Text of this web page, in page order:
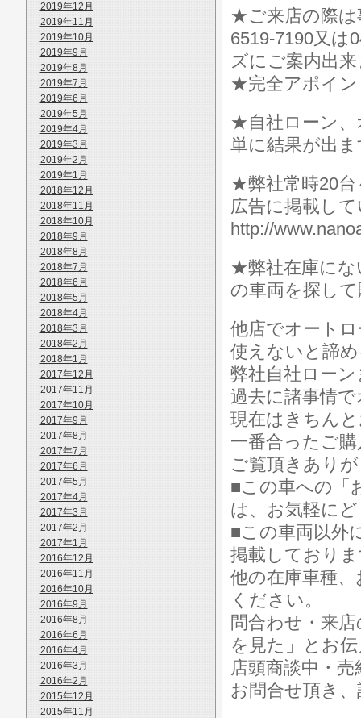
2019年12月
2019年11月
2019年10月
2019年9月
2019年8月
2019年7月
2019年6月
2019年5月
2019年4月
2019年3月
2019年2月
2019年1月
2018年12月
2018年11月
2018年10月
2018年9月
2018年8月
2018年7月
2018年6月
2018年5月
2018年4月
2018年3月
2018年2月
2018年1月
2017年12月
2017年11月
2017年10月
2017年9月
2017年8月
2017年7月
2017年6月
2017年5月
2017年4月
2017年3月
2017年2月
2017年1月
2016年12月
2016年11月
2016年10月
2016年9月
2016年8月
2016年6月
2016年4月
2016年3月
2016年2月
2015年12月
2015年11月
★ご来店の際は
6519-7190又は
ズにご案内出
★完全アポイ
★自社ローン、
単に結果が出
★弊社常時20台
広告に掲載し
http://
★弊社在庫にな
の車両を探し
他店でオート
使えないと諦
弊社自社ロー
過去に諸事情
現在はきちん
一番合ったご
ご覧頂きあり
■この車への「
は、お気軽に
■この車両以外
掲載しており
他の在庫車種
ください。
問合わせ・来
を見た」とお
店頭商談中・
お問合せ頂き